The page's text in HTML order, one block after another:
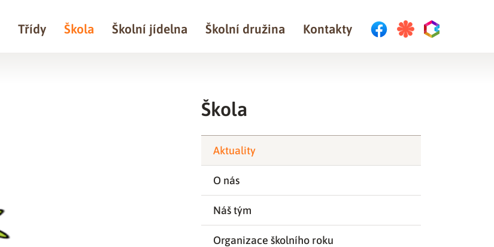
Třídy Škola Školní jídelna Školní družina Kontakty
Škola
Aktuality
O nás
Náš tým
Organizace školního roku